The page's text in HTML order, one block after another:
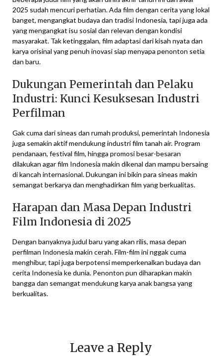
2025 sudah mencuri perhatian. Ada film dengan cerita yang lokal
banget, mengangkat budaya dan tradisi Indonesia, tapi juga ada
yang mengangkat isu sosial dan relevan dengan kondisi
masyarakat. Tak ketinggalan, film adaptasi dari kisah nyata dan
karya orisinal yang penuh inovasi siap menyapa penonton setia
dan baru.
Dukungan Pemerintah dan Pelaku
Industri: Kunci Kesuksesan Industri
Perfilman
Gak cuma dari sineas dan rumah produksi, pemerintah Indonesia
juga semakin aktif mendukung industri film tanah air. Program
pendanaan, festival film, hingga promosi besar-besaran
dilakukan agar film Indonesia makin dikenal dan mampu bersaing
di kancah internasional. Dukungan ini bikin para sineas makin
semangat berkarya dan menghadirkan film yang berkualitas.
Harapan dan Masa Depan Industri
Film Indonesia di 2025
Dengan banyaknya judul baru yang akan rilis, masa depan
perfilman Indonesia makin cerah. Film-film ini nggak cuma
menghibur, tapi juga berpotensi memperkenalkan budaya dan
cerita Indonesia ke dunia. Penonton pun diharapkan makin
bangga dan semangat mendukung karya anak bangsa yang
berkualitas.
Leave a Reply